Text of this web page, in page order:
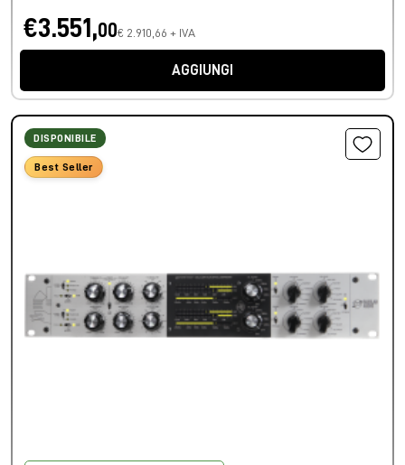
€3.551,00€ 2.910,66 + IVA
AGGIUNGI
DISPONIBILE
Best Seller